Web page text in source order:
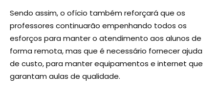
Sendo assim, o ofício também reforçará que os
professores continuarão empenhando todos os
esforços para manter o atendimento aos alunos de
forma remota, mas que é necessário fornecer ajuda
de custo, para manter equipamentos e internet que
garantam aulas de qualidade.